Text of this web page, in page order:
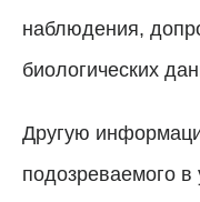
наблюдения,
биологических
Другую
подозреваемого